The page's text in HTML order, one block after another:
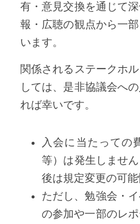
有・意見交換を通じて
報・広聴の観点から一
います。
関係されるステークホ
しては、是非協議会へ
れば幸いです。
入会に当たっての
等）は発生しませ
後は規定変更の可能
ただし、勉強会・
の参加や一部のレ